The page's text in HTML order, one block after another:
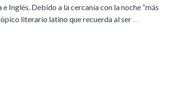
Inglés. Debido a la cercanía con la noche “más
literario latino que recuerda al ser…